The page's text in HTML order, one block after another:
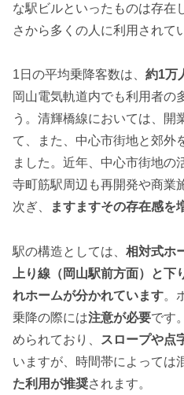
な駅ビルといったものは存在
さから多くの人に利用されて
1日の平均乗降客数は、 約1万
岡山電気軌道内でも利用者の
う。清輝橋線においては、開
て、また、中心市街地と郊外
ました。近年、中心市街地の
寺町筋駅周辺も再開発や商業
次ぎ、
ますますその存在感を
駅の構造としては、 相対式ホ
上り線（岡山駅前方面）と
れホームが分かれています。
乗降の際には注意が必要です
められており、
スロープや点
いますが、時間帯によっては
た利用が推奨されます。